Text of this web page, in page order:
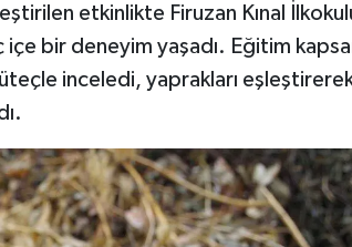
etkinlikte Firuzan Kınal
içe bir deneyim yaşadı. Eğitim
inceledi, yaprakları